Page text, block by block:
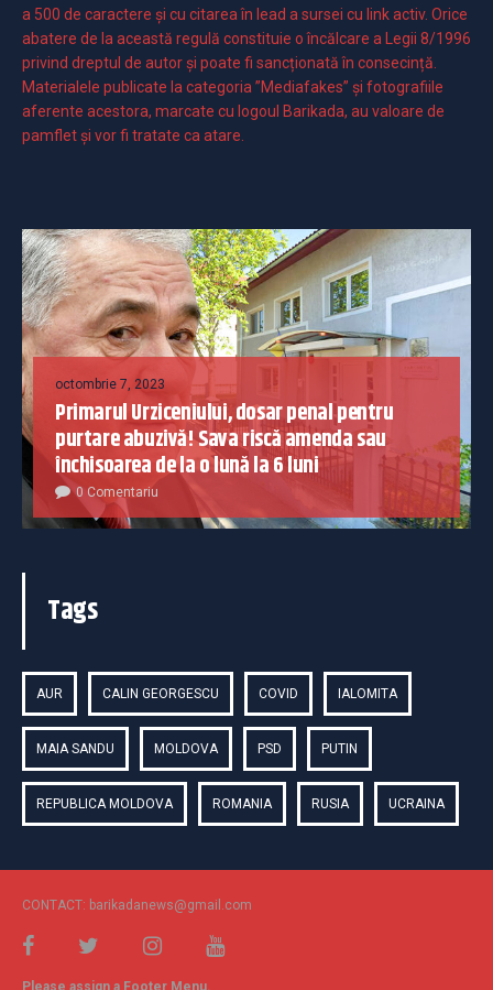
a 500 de caractere şi cu citarea în lead a sursei cu link activ. Orice
abatere de la această regulă constituie o încălcare a Legii 8/1996
privind dreptul de autor și poate fi sancționată în consecință.
Materialele publicate la categoria ”Mediafakes” și fotografiile
aferente acestora, marcate cu logoul Barikada, au valoare de
pamflet și vor fi tratate ca atare.
octombrie 7, 2023
Primarul Urziceniului, dosar penal pentru
purtare abuzivă! Sava riscă amenda sau
închisoarea de la o lună la 6 luni
0 Comentariu
Tags
AUR CALIN GEORGESCU COVID IALOMITA
MAIA SANDU MOLDOVA PSD PUTIN
REPUBLICA MOLDOVA ROMANIA RUSIA UCRAINA
CONTACT: barikadanews@gmail.com
Please assign a Footer Menu.